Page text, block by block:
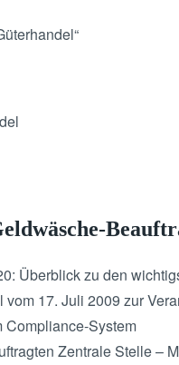
Überblick zu den
17. Juli 2009 zur
Compliance-System
Zentrale Stelle –